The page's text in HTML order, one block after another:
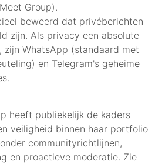
Group).
beweerd dat privéberichten
zijn. Als privacy een absolute
zijn WhatsApp (standaard met
en Telegram's geheime
heeft publiekelijk de kaders
veiligheid binnen haar portfolio
communityrichtlijnen,
en proactieve moderatie. Zie